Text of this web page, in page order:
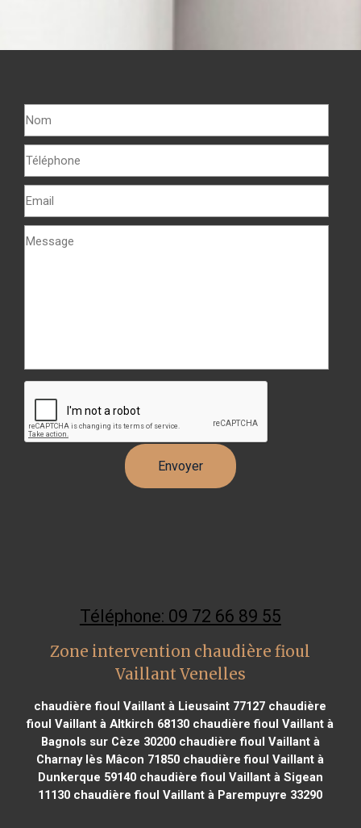
Téléphone: 09 72 66 89 55
Zone intervention chaudière fioul
Vaillant Venelles
chaudière fioul Vaillant à Lieusaint 77127 chaudière
fioul Vaillant à Altkirch 68130 chaudière fioul Vaillant à
Bagnols sur Cèze 30200chaudière fioul Vaillant à
Charnay lès Mâcon 71850 chaudière fioul Vaillant à
Dunkerque 59140chaudière fioul Vaillant à Sigean
11130 chaudière fioul Vaillant à Parempuyre 33290